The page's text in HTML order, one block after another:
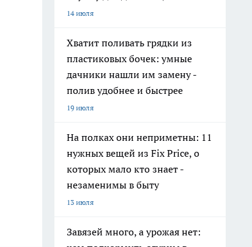
14 июля
Хватит поливать грядки из
пластиковых бочек: умные
дачники нашли им замену -
полив удобнее и быстрее
19 июля
На полках они неприметны: 11
нужных вещей из Fix Price, о
которых мало кто знает -
незаменимы в быту
13 июля
Завязей много, а урожая нет: